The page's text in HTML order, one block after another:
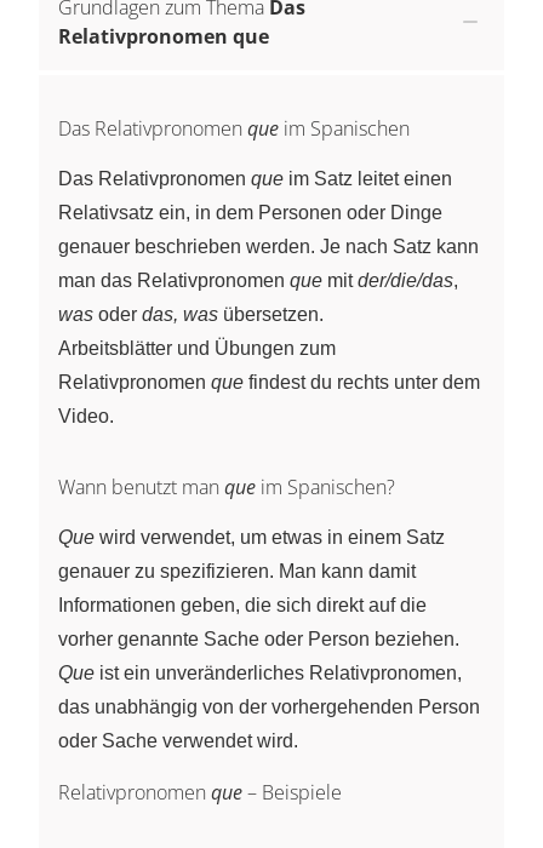
Grundlagen zum Thema Das
Relativpronomen que
Das Relativpronomen que im Spanischen
Das Relativpronomen que im Satz leitet einen
Relativsatz ein, in dem Personen oder Dinge
genauer beschrieben werden. Je nach Satz kann
man das Relativpronomen que mitder/die/das,
was oder das, was übersetzen.
Arbeitsblätter und Übungen zum
Relativpronomen que findest du rechts unter dem
Video.
Wann benutzt man que im Spanischen?
Que wird verwendet, um etwas in einem Satz
genauer zu spezifizieren. Man kann damit
Informationen geben, die sich direkt auf die
vorher genannte Sache oder Person beziehen.
Que ist ein unveränderliches Relativpronomen,
das unabhängig von der vorhergehenden Person
oder Sache verwendet wird.
Relativpronomen que– Beispiele